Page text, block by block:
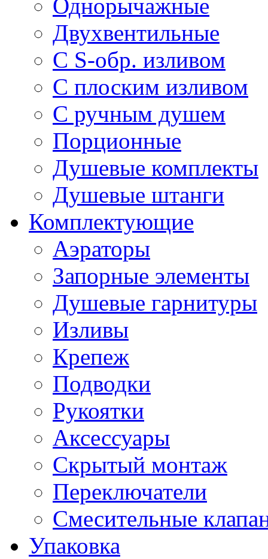
Однорычажные
Двухвентильные
С S-обр. изливом
С плоским изливом
С ручным душем
Порционные
Душевые комплекты
Душевые штанги
Комплектующие
Аэраторы
Запорные элементы
Душевые гарнитуры
Изливы
Крепеж
Подводки
Рукоятки
Аксессуары
Скрытый монтаж
Переключатели
Смесительные
Упаковка